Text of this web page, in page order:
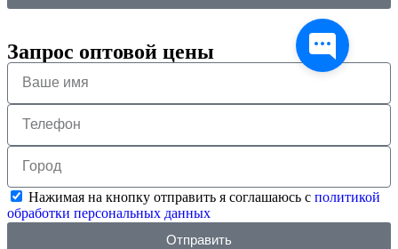
Запрос оптовой цены
Нажимая на кнопку отправить я соглашаюсь с политикой
обработки персональных данных
Отправить